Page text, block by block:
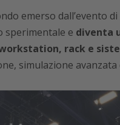
emerso dall’evento di
sperimentale e diventa
rack e
simulazione avanzata